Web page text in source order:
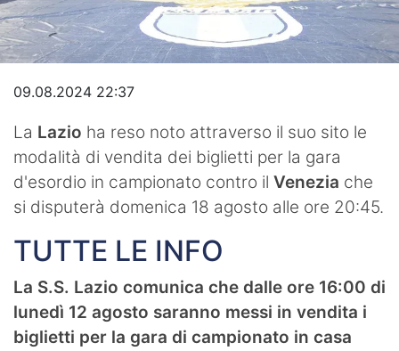
Video
09.08.2024 22:37
La Lazio ha reso noto attraverso il suo sito le
modalità di vendita dei biglietti per la gara
d'esordio in campionato contro il Venezia che
si disputerà domenica 18 agosto alle ore 20:45.
TUTTE LE INFO
La S.S. Lazio comunica che dalle ore 16:00 di
lunedì 12 agosto saranno messi in vendita i
biglietti per la gara di campionato in casa